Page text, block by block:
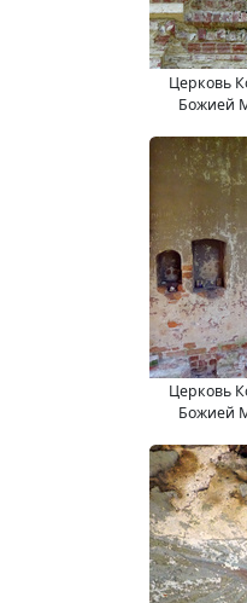
Церковь
Божией
Церковь
Божией